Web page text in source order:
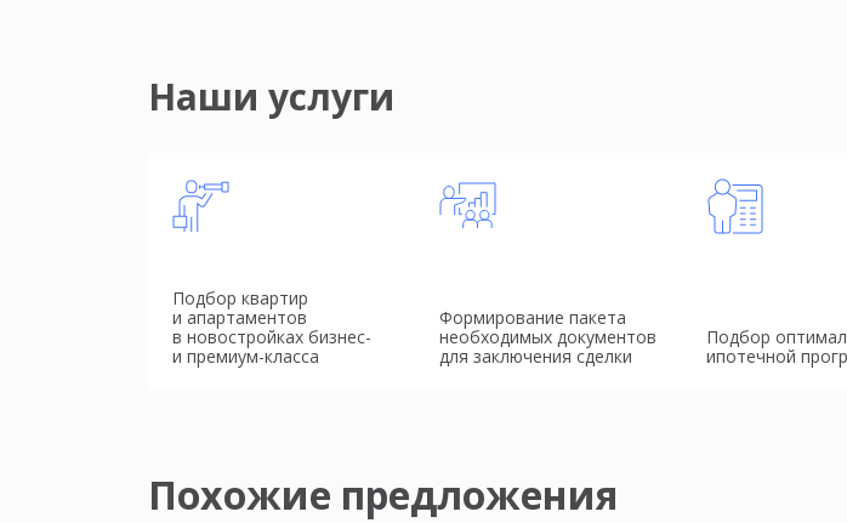
Наши услуги
Подбор квартир
и апартаментов
в новостройках бизнес-
и премиум-класса
Формирование пакета
необходимых документов
для заключения сделки
Подбор
ипотечной
Похожие предложения